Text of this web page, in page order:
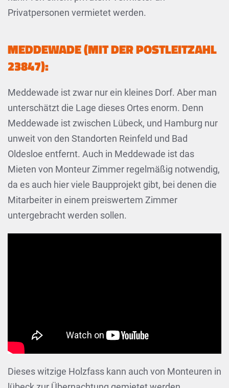
Privatpersonen vermietet werden.
MEDDEWADE (MIT DER POSTLEITZAHL
23847):
Meddewade ist zwar nur ein kleines Dorf. Aber man
unterschätzt die Lage dieses Ortes enorm. Denn
Meddewade ist zwischen Lübeck, und Hamburg nur
unweit von den Standorten Reinfeld und Bad
Oldesloe entfernt. Auch in Meddewade ist das
Mieten von Monteur Zimmer regelmäßig notwendig,
da es auch hier viele Baupprojekt gibt, bei denen die
Mitarbeiter in einem preiswertem Zimmer
untergebracht werden sollen.
Dieses witzige Holzfass kann auch von Monteuren in